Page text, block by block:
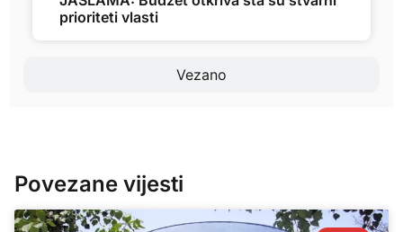
Vezano
prioriteti vlasti
Povezane vijesti